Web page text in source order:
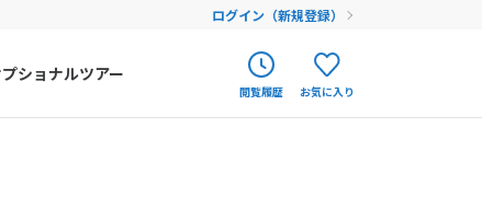
ログイン（新規登録）
ショナルツアー
閲覧履歴 お気に入り